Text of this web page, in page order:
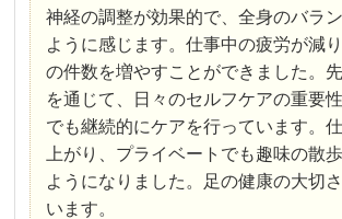
神経の調整が効果的で、全身のバラ
ように感じます。仕事中の疲労が減
の件数を増やすことができました。
を通じて、日々のセルフケアの重要
でも継続的にケアを行っています。
上がり、プライベートでも趣味の散
ようになりました。足の健康の大切
います。